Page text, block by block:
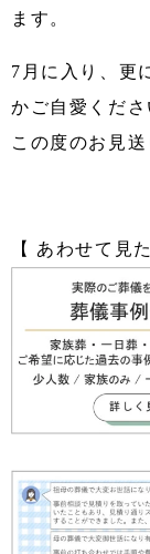
ます。
7月に入り、更
かご自愛くださ
この度のお見
【 あわせて見